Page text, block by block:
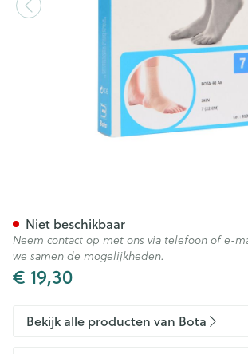
€ 19,30
Niet beschikbaar
Neem contact op met ons via telefoon of e-
we samen de mogelijkheden.
Bekijk alle producten van Bota